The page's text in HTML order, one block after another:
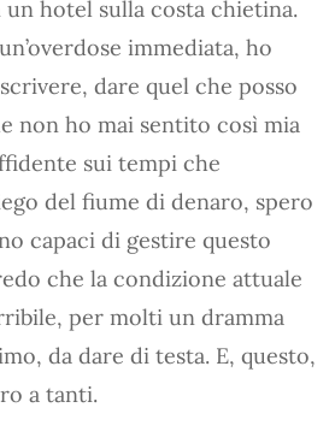
hotel sulla costa chietina.
immediata, ho
dare quel che posso
non ho mai sentito così mia
sui tempi che
del fiume di denaro, spero
capaci di gestire questo
che la condizione attuale
per molti un dramma
da dare di testa. E, questo,
a tanti.